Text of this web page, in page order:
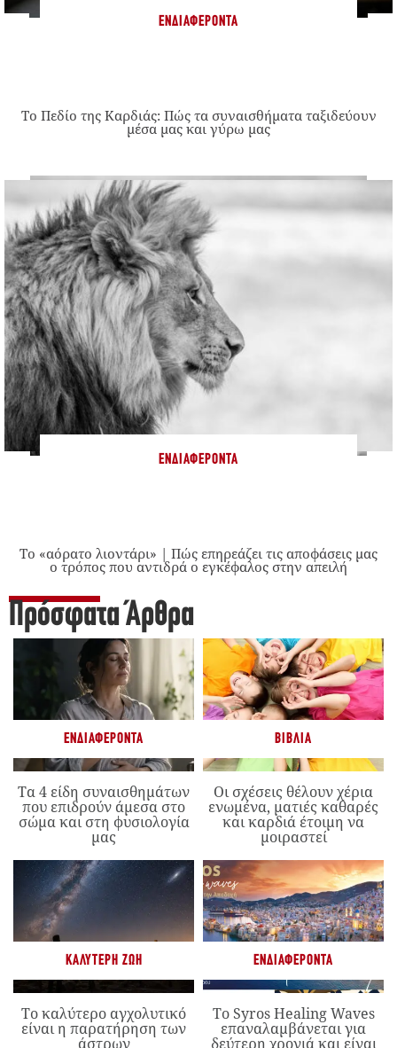
ΕΝΔΙΑΦΈΡΟΝΤΑ
Το Πεδίο της Καρδιάς: Πώς τα συναισθήματα ταξιδεύουν
μέσα μας και γύρω μας
ΕΝΔΙΑΦΈΡΟΝΤΑ
Το «αόρατο λιοντάρι» | Πώς επηρεάζει τις αποφάσεις μας
ο τρόπος που αντιδρά ο εγκέφαλος στην απειλή
Πρόσφατα Άρθρα
ΕΝΔΙΑΦΈΡΟΝΤΑ
Τα 4 είδη συναισθημάτων
που επιδρούν άμεσα στο
σώμα και στη φυσιολογία
μας
ΒΙΒΛΊΑ
Οι σχέσεις θέλουν χέρια
ενωμένα, ματιές καθαρές
και καρδιά έτοιμη να
μοιραστεί
ΚΑΛΎΤΕΡΗ ΖΩΉ
Το καλύτερο αγχολυτικό
είναι η παρατήρηση των
άστρων
ΕΝΔΙΑΦΈΡΟΝΤΑ
Το Syros Healing Waves
επαναλαμβάνεται για
δεύτερη χρονιά και είναι